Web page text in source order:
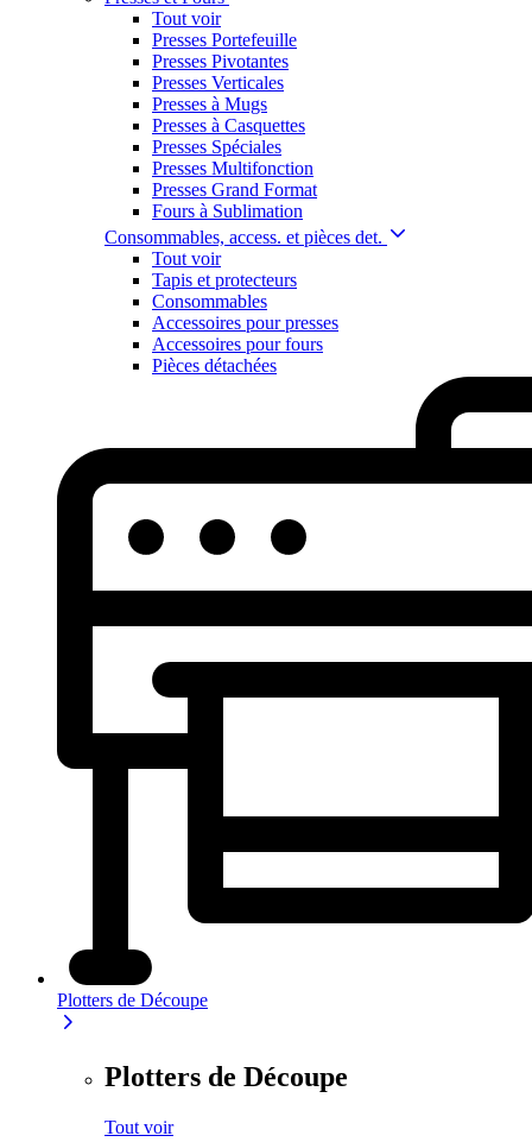
Tout voir
Presses Portefeuille
Presses Pivotantes
Presses Verticales
Presses à Mugs
Presses à Casquettes
Presses Spéciales
Presses Multifonction
Presses Grand Format
Fours à Sublimation
Consommables, access. et pièces det.
Tout voir
Tapis et protecteurs
Consommables
Accessoires pour presses
Accessoires pour fours
Pièces détachées
Plotters de Découpe
Plotters de Découpe
Tout voir